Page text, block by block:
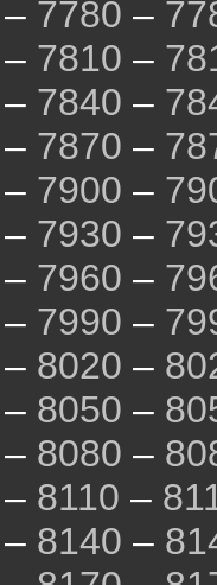
– 7780 –
– 7810 –
– 7840 –
– 7870 –
– 7900 –
– 7930 –
– 7960 –
– 7990 –
– 8020 –
– 8050 –
– 8080 –
– 8110 –
– 8140 –